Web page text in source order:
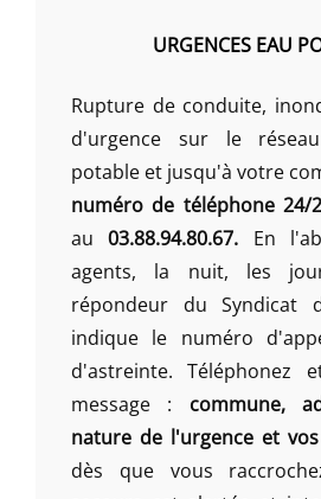
URGENCES EAU
Rupture de conduite,
d'urgence sur le
potable et jusqu'à votre
numéro de téléphone 24/
au03.88.94.80.67. En
agents, la nuit, les
répondeur du Syndicat
indique le numéro
d'astreinte. Téléphonez
message : commune,
nature de l'urgence et
dès que vous